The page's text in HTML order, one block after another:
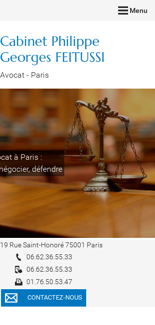
Menu
Cabinet Philippe
Georges FEITUSSI
Avocat - Paris
à Paris :
défendre
Rue Saint-Honoré 75001 Paris
06.62.36.55.33
06.62.36.55.33
01.76.50.53.47
CONTACTEZ-NOUS